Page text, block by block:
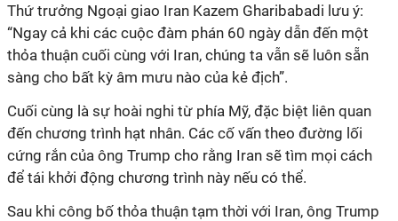
Thứ trưởng Ngoại giao Iran Kazem Gharibabadi lưu ý:
“Ngay cả khi các cuộc đàm phán 60 ngày dẫn đến một
thỏa thuận cuối cùng với Iran, chúng ta vẫn sẽ luôn sẵn
sàng cho bất kỳ âm mưu nào của kẻ địch”.
Cuối cùng là sự hoài nghi từ phía Mỹ, đặc biệt liên quan
đến chương trình hạt nhân. Các cố vấn theo đường lối
cứng rắn của ông Trump cho rằng Iran sẽ tìm mọi cách
để tái khởi động chương trình này nếu có thể.
Sau khi công bố thỏa thuận tạm thời với Iran, ông Trump